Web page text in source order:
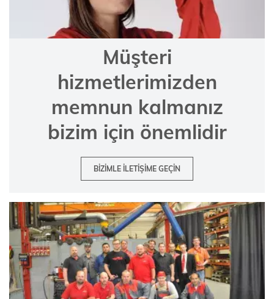
Müşteri
hizmetlerimizden
memnun kalmanız
bizim için önemlidir
BIZIMLE ILETIŞIME GEÇIN